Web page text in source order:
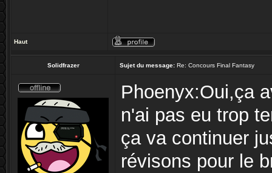
Haut
Solidfrazer Sujet du message: Re: Concours Final Fantasy
Phoenyx:Oui,ça
n'ai pas eu trop
ça va continuer
révisons pour le